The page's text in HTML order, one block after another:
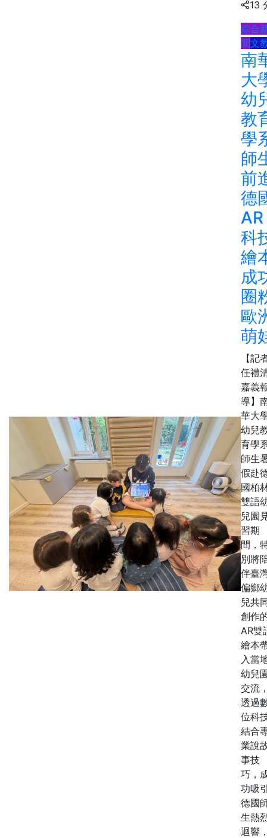
13
綜合
聞文
南
大
幼
教
學
師
前
德
AR
科
繪
成
圈
歐
萌
【記
任禮
嘉義
導】
華大
幼兒
育學
師生
假赴
國柏
雙語
兒園
習期
間，
別將
伴臺
偏鄉
兒共
創作
AR雙
繪本
入當
幼兒
交流
透過
位科
結合
業說
事技
巧，
功吸
德國
生熱
迴響